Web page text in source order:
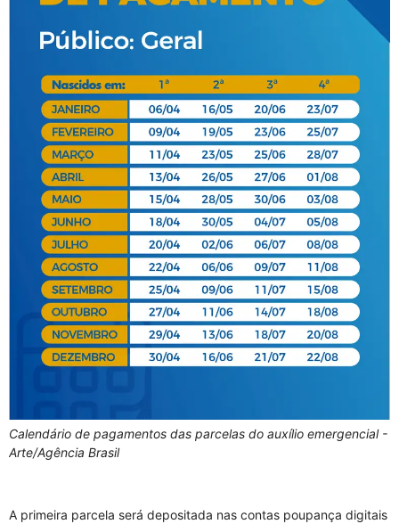
Calendário de pagamentos das parcelas do auxílio emergencial -
Arte/Agência Brasil
A primeira parcela será depositada nas contas poupança digitais